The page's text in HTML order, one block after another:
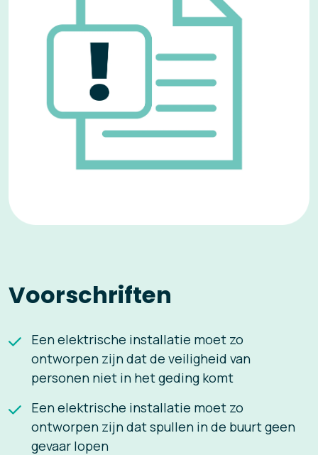
Voorschriften
Een elektrische installatie moet zo
ontworpen zijn dat de veiligheid van
personen niet in het geding komt
Een elektrische installatie moet zo
ontworpen zijn dat spullen in de buurt geen
gevaar lopen